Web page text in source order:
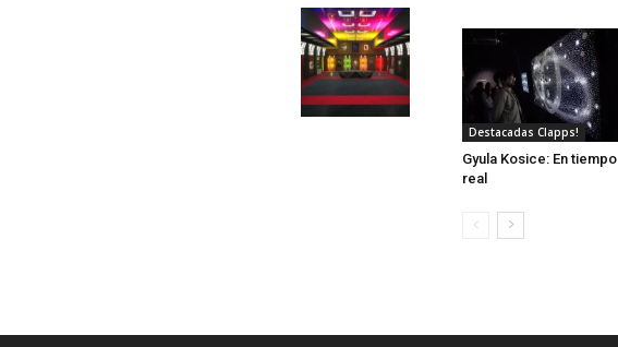
Destacadas Clapps!
Gyula Kosice: En tiempo
real